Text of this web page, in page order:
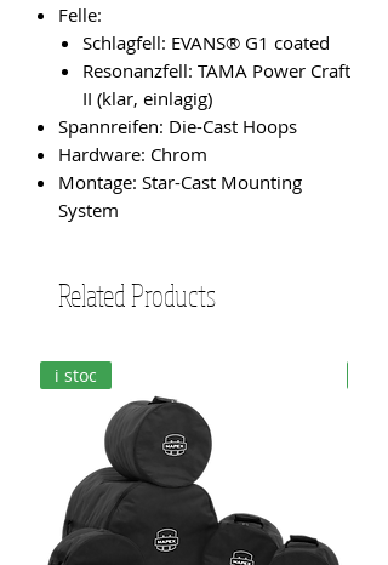
Felle:
Schlagfell: EVANS® G1 coated
Resonanzfell: TAMA Power Craft
II (klar, einlagig)
Spannreifen: Die-Cast Hoops
Hardware: Chrom
Montage: Star-Cast Mounting
System
Related Products
i stoc